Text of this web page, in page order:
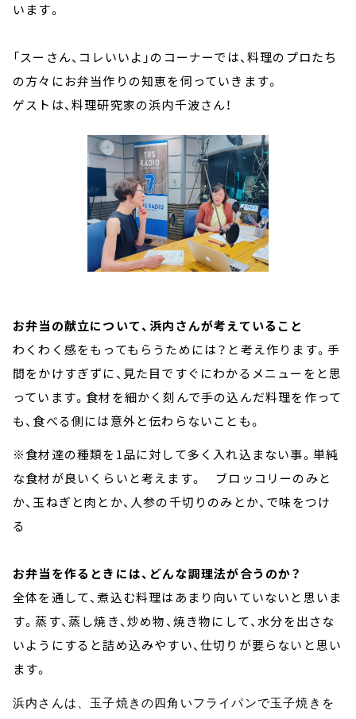
います。
「スーさん、コレいいよ」のコーナーでは、料理のプロたち
の方々にお弁当作りの知恵を伺っていきます。
ゲストは、料理研究家の浜内千波さん！
お弁当の献立について、浜内さんが考えていること
わくわく感をもってもらうためには？と考え作ります。手
間をかけすぎずに、見た目ですぐにわかるメニューをと思
っています。食材を細かく刻んで手の込んだ料理を作って
も、食べる側には意外と伝わらないことも。
※食材達の種類を1品に対して多く入れ込まない事。単純
な食材が良いくらいと考えます。 ブロッコリーのみと
か、玉ねぎと肉とか、人参の千切りのみとか、で味をつけ
る
お弁当を作るときには、どんな調理法が合うのか？
全体を通して、煮込む料理はあまり向いていないと思いま
す。蒸す、蒸し焼き、炒め物、焼き物にして、水分を出さな
いようにすると詰め込みやすい、仕切りが要らないと思い
ます。
浜内さんは、玉子焼きの四角いフライパンで玉子焼きを